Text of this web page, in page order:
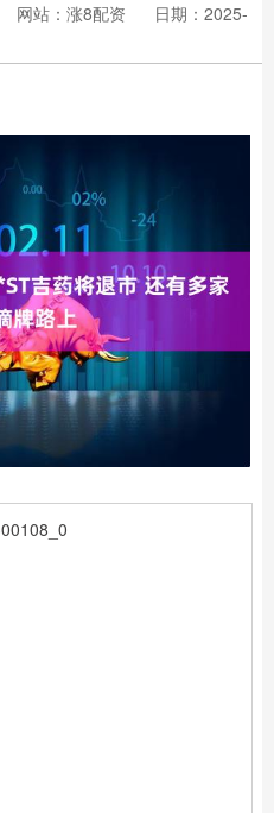
网站：涨8配资
日期：2025-